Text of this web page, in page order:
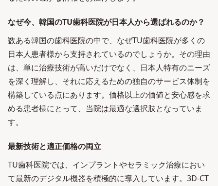
なぜ今、韓国のTU歯科医院が日本人から選ばれるのか？
数ある韓国の歯科医院の中で、なぜTU歯科医院が多くの
日本人患者様から支持されているのでしょうか。その理由
は、単に治療技術が高いだけでなく、日本人特有のニーズ
を深く理解し、それに応えるための独自のサービス体制を
構築している点にあります。価格以上の価値と安心感を求
める患者様にとって、当院は最適な選択肢となっていま
す。
最新技術と適正価格の両立
TU歯科医院では、インプラントやセラミック治療におい
て最新のデジタル機器を積極的に導入しています。3D-CT